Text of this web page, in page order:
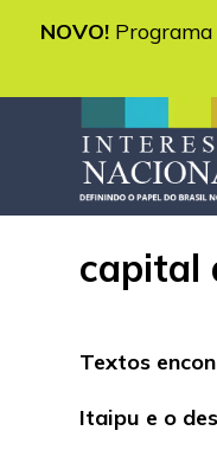
NOVO! Programa
capital
Textos
Itaipu e o